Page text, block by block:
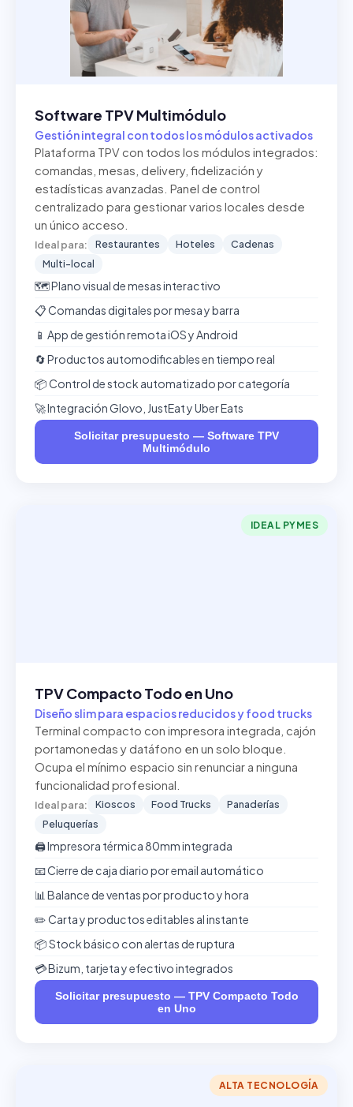
Software TPV Multimódulo
Gestión integral con todos los módulos activados
Plataforma TPV con todos los módulos integrados:
comandas, mesas, delivery, fidelización y
estadísticas avanzadas. Panel de control
centralizado para gestionar varios locales desde
un único acceso.
Ideal para: Restaurantes Hoteles
Cadenas
Multi-local
🗺️ Plano visual de mesas interactivo
📋 Comandas digitales por mesa y barra
📱 App de gestión remota iOS y Android
🔄 Productos automodificables en tiempo real
📦 Control de stock automatizado por categoría
🚀 Integración Glovo, JustEat y Uber Eats
Solicitar presupuesto — Software TPV
Multimódulo
IDEAL PYMES
TPV Compacto Todo en Uno
Diseño slim para espacios reducidos y food trucks
Terminal compacto con impresora integrada, cajón
portamonedas y datáfono en un solo bloque.
Ocupa el mínimo espacio sin renunciar a ninguna
funcionalidad profesional.
Ideal para: Kioscos Food Trucks
Panaderías
Peluquerías
🖨️ Impresora térmica 80mm integrada
📧 Cierre de caja diario por email automático
📊 Balance de ventas por producto y hora
✏️ Carta y productos editables al instante
📦 Stock básico con alertas de ruptura
💳 Bizum, tarjeta y efectivo integrados
Solicitar presupuesto — TPV Compacto Todo
en Uno
ALTA TECNOLOGÍA